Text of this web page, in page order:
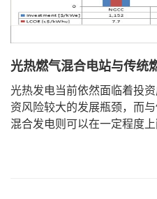
光热燃气混合电站与传统
光热发电当前依然面临着投
资风险较大的发展瓶颈，而
混合发电则可以在一定程度